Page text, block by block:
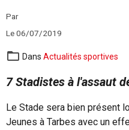
Par
Le 06/07/2019
Dans Actualités sportives
7 Stadistes à l'assaut
Le Stade sera bien présent
Jeunes à Tarbes avec un